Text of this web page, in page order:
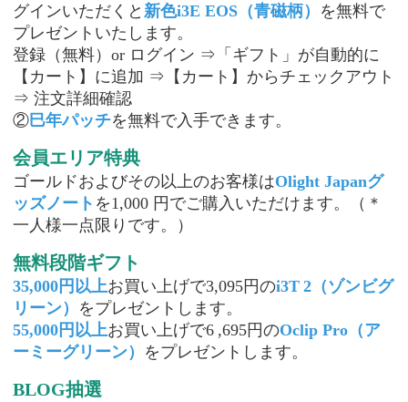
グインいただくと 新色i3E EOS（青磁柄） を無料で
プレゼントいたします。
登録（無料）or ログイン ⇒「ギフト」が自動的に
【カート】に追加 ⇒【カート】からチェックアウト
⇒ 注文詳細確認
②巳年パッチを無料で入手できます。
会員エリア特典
ゴールドおよびその以上のお客様はOlight Japanグ
ッズノート を1,000 円でご購入いただけます。（＊
一人様一点限りです。）
無料段階ギフト
35,000円以上お買い上げで3,095円のi3T 2 （ゾンビグ
リーン） をプレゼントします。
55,000円以上お買い上げで6 ,695円のOclip Pro （ア
ーミーグリーン） をプレゼントします。
BLOG抽選